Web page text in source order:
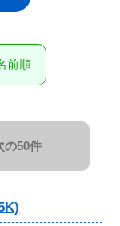
前順
の50件